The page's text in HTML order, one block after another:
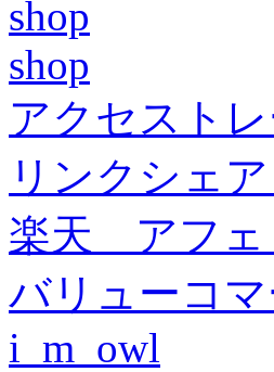
shop
shop
アクセスト
リンクシェ
楽天 アフェ
バリューコ
i_m_owl